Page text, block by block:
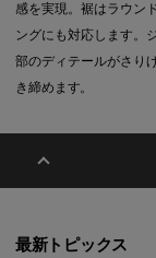
感を実現。裾はラウン
ングにも対応します。
部のディテールがさり
き締めます。
最新トピックス